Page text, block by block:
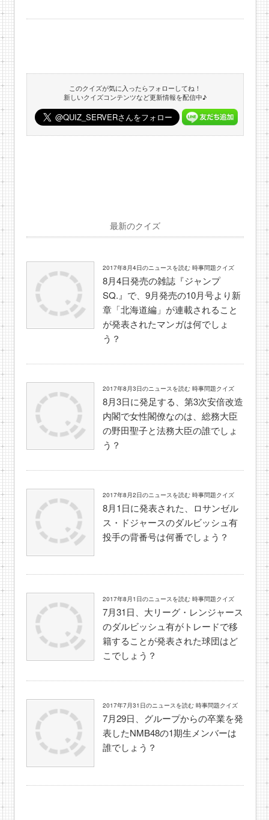
このクイズが気に入ったらフォローしてね！
新しいクイズコンテンツなど更新情報を配信中♪
最新のクイズ
2017年8月4日のニュースを読む 時事問題クイズ
8月4日発売の雑誌『ジャンプ
SQ.』で、9月発売の10月号より新
章「北海道編」が連載されること
が発表されたマンガは何でしょ
う？
2017年8月3日のニュースを読む 時事問題クイズ
8月3日に発足する、第3次安倍改造
内閣で女性閣僚なのは、総務大臣
の野田聖子と法務大臣の誰でしょ
う？
2017年8月2日のニュースを読む 時事問題クイズ
8月1日に発表された、ロサンゼル
ス・ドジャースのダルビッシュ有
投手の背番号は何番でしょう？
2017年8月1日のニュースを読む 時事問題クイズ
7月31日、大リーグ・レンジャース
のダルビッシュ有がトレードで移
籍することが発表された球団はど
こでしょう？
2017年7月31日のニュースを読む 時事問題クイズ
7月29日、グループからの卒業を発
表したNMB48の1期生メンバーは
誰でしょう？